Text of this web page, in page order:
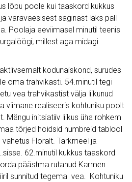
lõpu poole kui taaskord kukkus
väravaesisest saginast läks pall
Poolaja eeviimasel minutil teenis
millest aga midagi
kodunaiskond, surudes
oma trahvikasti. 54.minutil tegi
vea trahvikastist välja liikunud
viimane realiseeris kohtuniku poolt
Mängu initsiatiiv liikus üha rohkem
tõrjed hoidsid numbreid tablool
Floralt. Tarkmeel ja
62.minutil kukkus taaskord
päästma rutanud Karmen
sunnitud tegema vea. Kohtuniku